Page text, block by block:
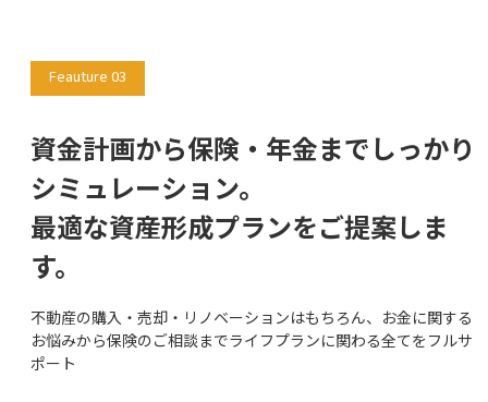
Feauture 03
資金計画から保険・年金までしっかり
シミュレーション。
最適な資産形成プランをご提案しま
す。
不動産の購入・売却・リノベーションはもちろん、お金に関する
お悩みから保険のご相談までライフプランに関わる全てをフルサ
ポート